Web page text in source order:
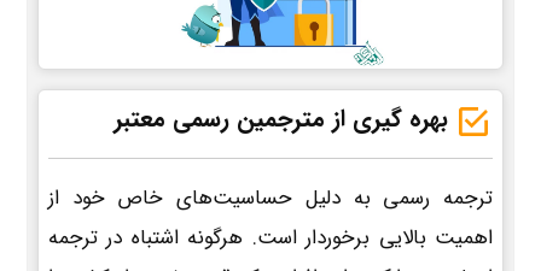
بهره گیری از مترجمین رسمی معتبر
ترجمه رسمی به دلیل حساسیت‌های خاص خود از
اهمیت بالایی برخوردار است. هرگونه اشتباه در ترجمه